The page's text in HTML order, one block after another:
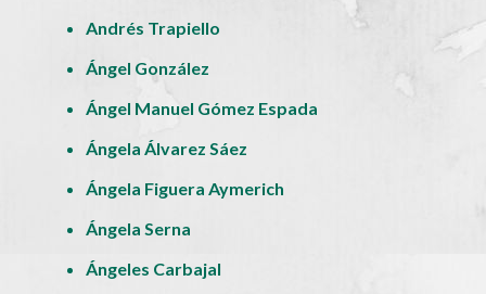
Andrés Trapiello
Ángel González
Ángel Manuel Gómez Espada
Ángela Álvarez Sáez
Ángela Figuera Aymerich
Ángela Serna
Ángeles Carbajal